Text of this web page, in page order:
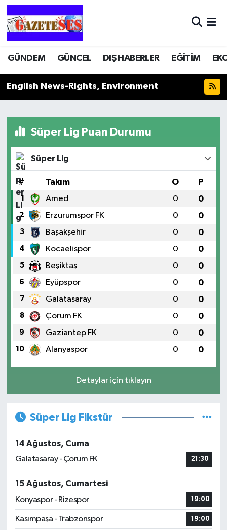
GÜNDEM GÜNCEL DIŞ HABERLER EĞİTİM
English News-Rights, Environment
Süper Lig Puan Durumu
Süper Lig
# Takım O P
1 Amed 0 0
2 Erzurumspor FK 0 0
3 Başakşehir 0 0
4 Kocaelispor 0 0
5 Beşiktaş 0 0
6 Eyüpspor 0 0
7 Galatasaray 0 0
8 Çorum FK 0 0
9 Gaziantep FK 0 0
10 Alanyaspor 0 0
Detaylar için tıklayın
Süper Lig Fikstür
14 Ağustos, Cuma
Galatasaray - Çorum FK
21:30
15 Ağustos, Cumartesi
Konyaspor - Rizespor
19:00
Kasımpaşa - Trabzonspor 19:00